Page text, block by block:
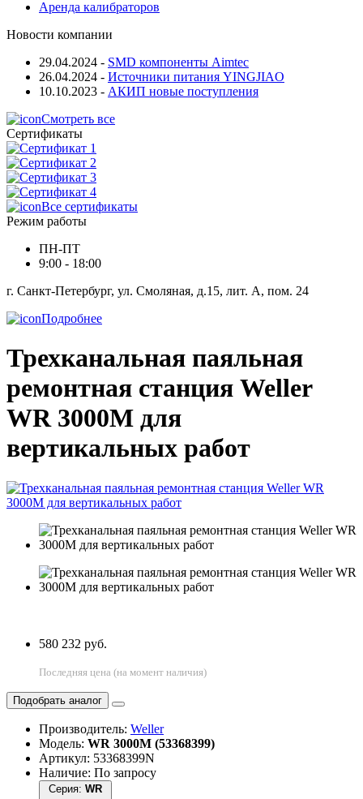
Аренда калибраторов
Новости компании
29.04.2024 - SMD компоненты Aimtec
26.04.2024 - Источники питания YINGJIAO
10.10.2023 - АКИП новые поступления
Смотреть все
Сертификаты
Все сертификаты
Режим работы
ПН-ПТ
9:00 - 18:00
г. Санкт-Петербург, ул. Смоляная, д.15, лит. А, пом. 24
Подробнее
Трехканальная паяльная
ремонтная станция Weller
WR 3000M для
вертикальных работ
580 232 руб.
Последняя цена (на момент наличия)
Подобрать аналог
Производитель: Weller
Модель: WR 3000M (53368399)
Артикул: 53368399N
Наличие: По запросу
Серия: